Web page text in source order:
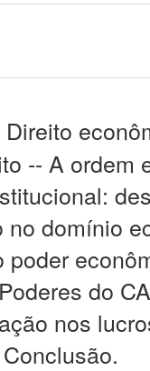
Direito
-- A
domínio
poder
do
nos